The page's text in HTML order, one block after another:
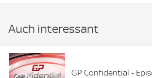
Auch interessant
GP Confidential -